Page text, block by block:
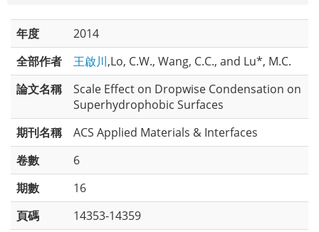
年度
2014
全部作者
王啟川,Lo, C.W., Wang, C.C., and Lu*, M.C.
論文名稱
Scale Effect on Dropwise Condensation on
Superhydrophobic Surfaces
期刊名稱
ACS Applied Materials & Interfaces
卷數
6
期數
16
頁碼
14353-14359